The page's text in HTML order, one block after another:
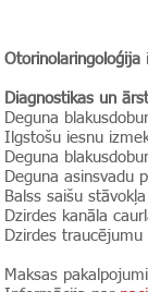
Otorinolaringoloģija
Diagnostikas un
Deguna
Ilgstošu iesnu
Deguna
Deguna asinsvadu
Balss saišu
Dzirdes kanāla
Dzirdes
Maksas